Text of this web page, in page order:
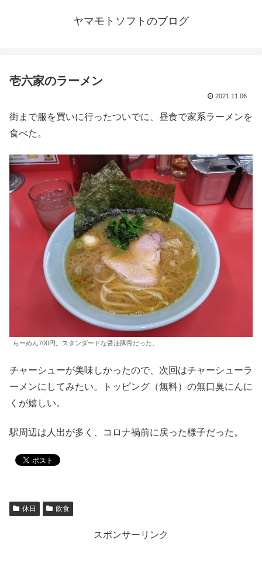
ヤマモトソフトのブログ
壱六家のラーメン
2021.11.06
街まで服を買いに行ったついでに、昼食で家系ラーメンを
食べた。
らーめん700円。スタンダードな醤油豚骨だった。
チャーシューが美味しかったので、次回はチャーシューラ
ーメンにしてみたい。トッピング（無料）の無口臭にんに
くが嬉しい。
駅周辺は人出が多く、コロナ禍前に戻った様子だった。
休日 飲食
スポンサーリンク